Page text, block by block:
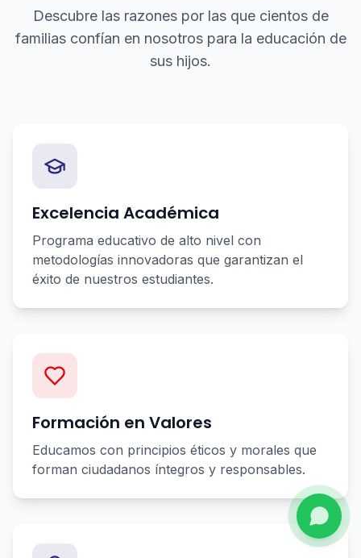
Descubre las razones por las que cientos de
familias confían en nosotros para la educación de
sus hijos.
Excelencia Académica
Programa educativo de alto nivel con
metodologías innovadoras que garantizan el
éxito de nuestros estudiantes.
Formación en Valores
Educamos con principios éticos y morales que
forman ciudadanos íntegros y responsables.